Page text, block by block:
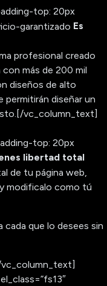
top: 20px
Es
profesional creado
más de 200 mil
diseños de alto
diseñar un
vc_column_text]
top: 20px
libertad total
de tu página web,
modificalo como tú
cada que lo desees sin